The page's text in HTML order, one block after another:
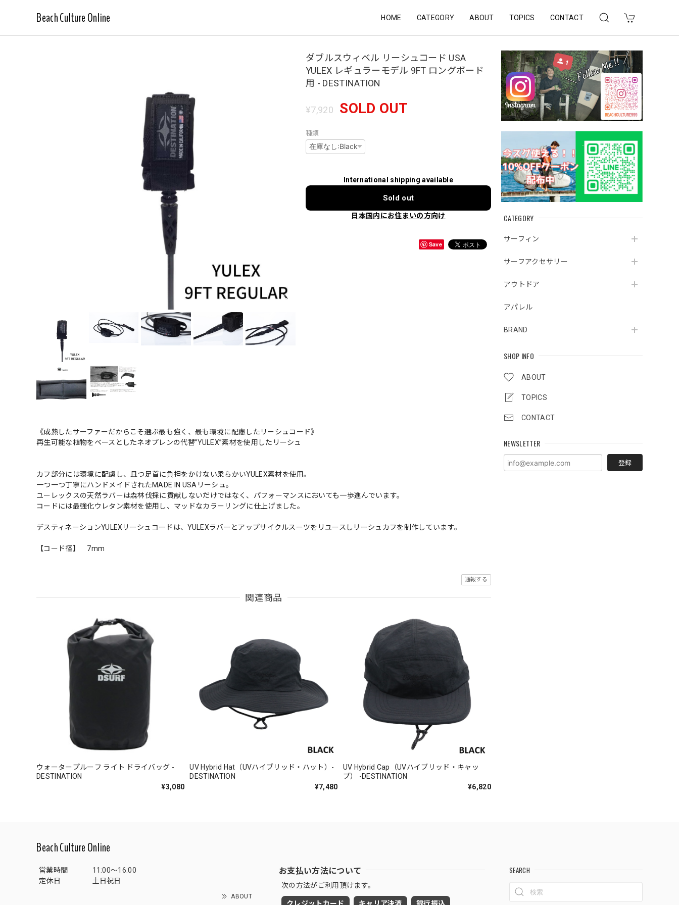
Beach Culture Online HOME CATEGORY ABOUT TOPICS CONTACT
CATEGORY
サーフィン
サーフアクセサリー
アウトドア
アパレル
BRAND
SHOP INFO
ABOUT
TOPICS
CONTACT
NEWSLETTER
登録
ダブルスウィベル リーシュコード USA
YULEX レギュラーモデル 9FT ロングボード
用 - DESTINATION
¥7,920 SOLD OUT
種類
International shipping available
Sold out
日本国内にお住まいの方向け
Save
《成熟したサーファーだからこそ選ぶ最も強く、最も環境に配慮したリーシュコード》
再生可能な植物をベースとしたネオプレンの代替”YULEX”素材を使用したリーシュ
カフ部分には環境に配慮し、且つ足首に負担をかけない柔らかいYULEX素材を使用。
一つ一つ丁寧にハンドメイドされたMADE IN USAリーシュ。
ユーレックスの天然ラバーは森林伐採に貢献しないだけではなく、パフォーマンスにおいても一歩進んでいます。
コードには最強化ウレタン素材を使用し、マッドなカラーリングに仕上げました。
デスティネーションYULEXリーシュコードは、YULEXラバーとアップサイクルスーツをリユースしリーシュカフを制作しています。
【コード径】 7mm
通報する
関連商品
ウォータープルーフ ライト ドライバッグ -
DESTINATION
¥3,080
UV Hybrid Hat（UVハイブリッド・ハット）-
DESTINATION
¥7,480
UV Hybrid Cap（UVハイブリッド・キャッ
プ） -DESTINATION
¥6,820
Beach Culture Online
営業時間
11:00～16:00
定休日
土日祝日
ABOUT
お支払い方法について
次の方法がご利用頂けます。
クレジットカード キャリア決済 銀行振込
SEARCH